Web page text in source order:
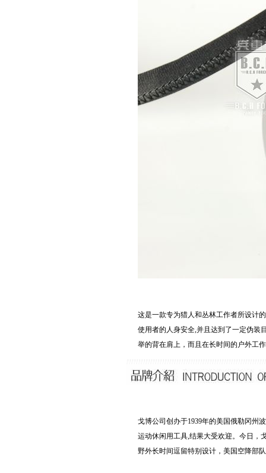
这是一款专为猎人和丛林工作者所设计
使用者的人身安全,并且达到了一定伪装
举的背在肩上，而且在长时间的户外工
戈博公司创办于1939年的美国俄勒冈州
运动休闲用工具,结果大受欢迎。今日，
野外长时间逗留特别设计，美国空降部